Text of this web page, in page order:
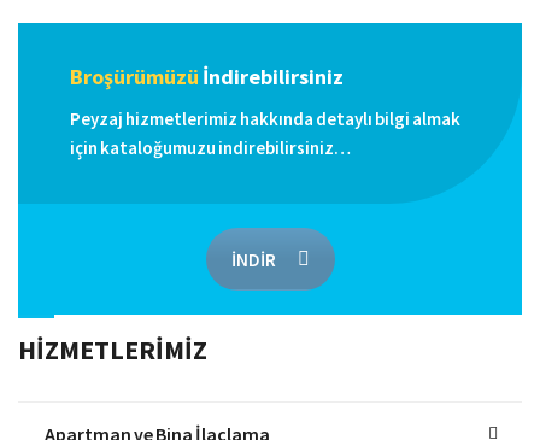
Broşürümüzü İndirebilirsiniz
Peyzaj hizmetlerimiz hakkında detaylı bilgi almak
için kataloğumuzu indirebilirsiniz…
İNDİR
HİZMETLERİMİZ
Apartman ve Bina İlaçlama